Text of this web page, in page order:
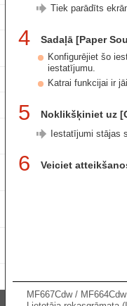
Tiek parādīts
4 Sadaļā [Paper
Konfigurējiet šo
iestatījumu.
Katrai funkcijai ir
5 Noklikšķiniet uz
Iestatījumi stājas
6 Veiciet
MF667Cdw / MF664Cdw